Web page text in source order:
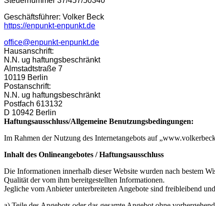
Geschäftsführer: Volker Beck
https://enpunkt-enpunkt.de
office@enpunkt-enpunkt.de
Hausanschrift:
N.N. ug haftungsbeschränkt
Almstadtstraße 7
10119 Berlin
Postanschrift:
N.N. ug haftungsbeschränkt
Postfach 613132
D 10942 Berlin
Haftungsausschluss/Allgemeine Benutzungsbedingungen:
Im Rahmen der Nutzung des Internetangebots auf „
Inhalt des Onlineangebotes / Haftungsausschluss
Die Informationen innerhalb dieser Website wurden nach bestem
Qualität der vom ihm bereitgestellten Informationen.
Jegliche vom Anbieter unterbreiteten Angebote sind freibleibend